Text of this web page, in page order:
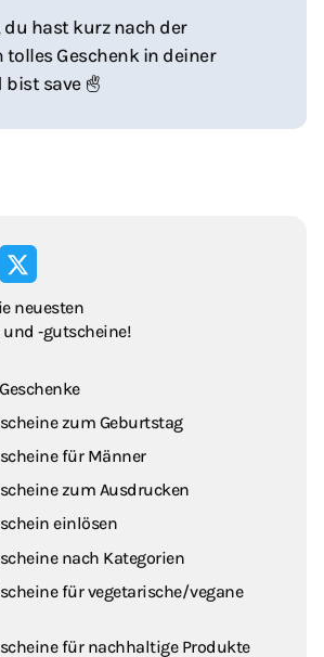
du hast kurz nach der
tolles Geschenk in deiner
bist save :-)
neuesten
‑gutscheine!
zum Geburtstag
für Männer
zum Ausdrucken
einlösen
nach Kategorien
für vegetarische / vegane
für nachhaltige Produkte